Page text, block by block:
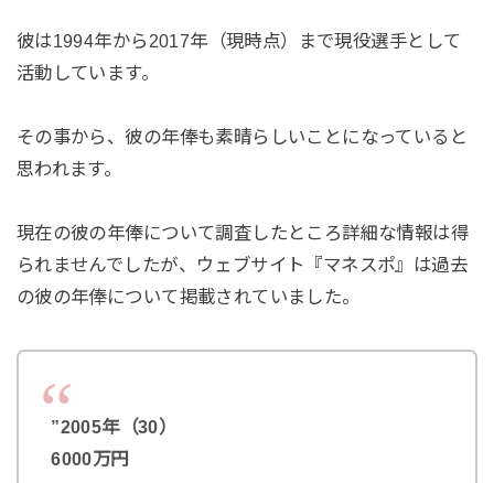
彼は1994年から2017年（現時点）まで現役選手として
活動しています。
その事から、彼の年俸も素晴らしいことになっていると
思われます。
現在の彼の年俸について調査したところ詳細な情報は得
られませんでしたが、ウェブサイト『マネスポ』は過去
の彼の年俸について掲載されていました。
”2005年（30）
6000万円